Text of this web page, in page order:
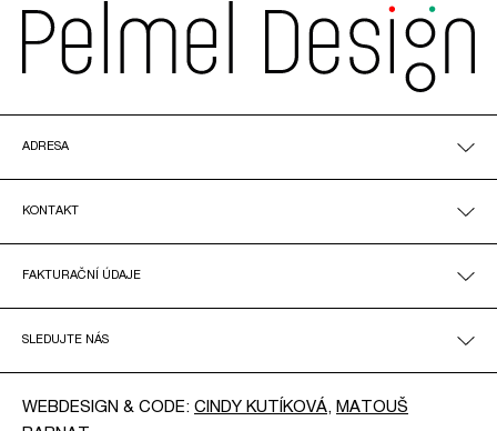
ADRESA
KONTAKT
FAKTURAČNÍ ÚDAJE
SLEDUJTE NÁS
WEBDESIGN & CODE: CINDY KUTÍKOVÁ, MATOUŠ